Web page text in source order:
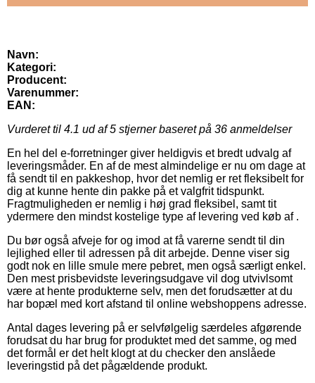
Navn:
Kategori:
Producent:
Varenummer:
EAN:
Vurderet til 4.1 ud af 5 stjerner baseret på 36 anmeldelser
En hel del e-forretninger giver heldigvis et bredt udvalg af
leveringsmåder. En af de mest almindelige er nu om dage at
få sendt til en pakkeshop, hvor det nemlig er ret fleksibelt for
dig at kunne hente din pakke på et valgfrit tidspunkt.
Fragtmuligheden er nemlig i høj grad fleksibel, samt tit
ydermere den mindst kostelige type af levering ved køb af .
Du bør også afveje for og imod at få varerne sendt til din
lejlighed eller til adressen på dit arbejde. Denne viser sig
godt nok en lille smule mere pebret, men også særligt enkel.
Den mest prisbevidste leveringsudgave vil dog utvivlsomt
være at hente produkterne selv, men det forudsætter at du
har bopæl med kort afstand til online webshoppens adresse.
Antal dages levering på er selvfølgelig særdeles afgørende
forudsat du har brug for produktet med det samme, og med
det formål er det helt klogt at du checker den anslåede
leveringstid på det pågældende produkt.